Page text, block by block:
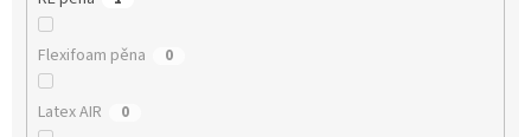
Flexifoam pěna 0
Latex AIR 0